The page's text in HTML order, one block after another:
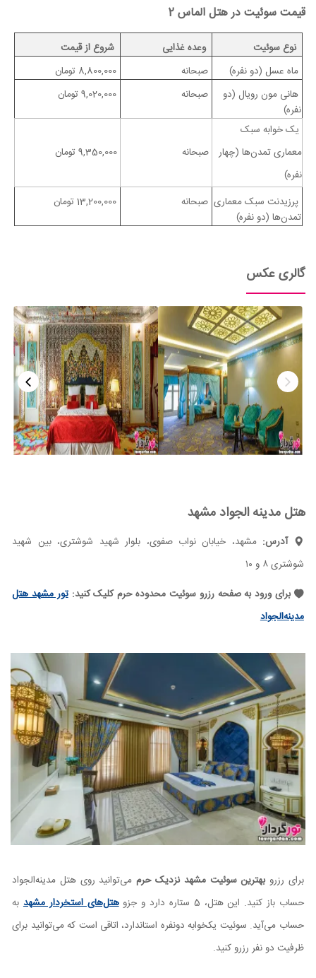
قیمت سوئیت در هتل الماس 2
نوع سوئیت وعده غذایی
شروع از قیمت
ماه عسل (دو نفره)
صبحانه
8,800,000 تومان
هانی مون رویال (دو
نفره)
صبحانه 9,020,000 تومان
یک خوابه سبک
معماری تمدن‌ها (چهار
نفره)
صبحانه 9,350,000 تومان
پرزیدنت سبک معماری
تمدن‌ها (دو نفره)
صبحانه 13,200,000 تومان
گالری عکس
هتل مدینه الجواد مشهد
آدرس:مشهد، خیابان نواب صفوی، بلوار شهید شوشتری، بین شهید
شوشتری ۸ و ۱۰
برای ورود به صفحه رزرو سوئیت محدوده حرم کلیک کنید:تور مشهد هتل
مدینه‌الجواد
برای رزروبهترین سوئیت مشهد نزدیک حرممی‌توانید روی هتل مدینه‌الجواد
حساب باز کنید. این هتل، 5 ستاره دارد و جزو
هتل‌های استخردار مشهد به
حساب می‌آید. سوئیت یکخوابه دونفره استاندارد، اتاقی است که می‌توانید برای
ظرفیت دو نفر رزرو کنید.